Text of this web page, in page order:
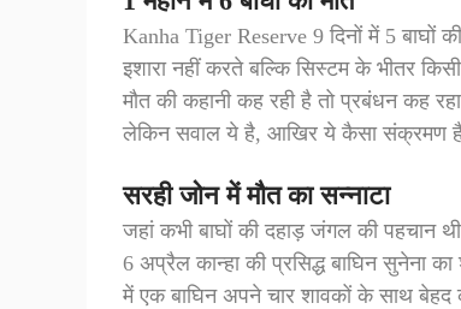
Kanha Tiger Reserve 9 दिनों में 5
इशारा नहीं करते बल्कि सिस्टम के भीतर
मौत की कहानी कह रही है तो प्रबंधन कह
लेकिन सवाल ये है, आखिर ये कैसा संक्रमण है
सरही जोन में मौत का सन्नाटा
जहां कभी बाघों की दहाड़ जंगल की पहचान
6 अप्रैल कान्हा की प्रसिद्ध बाघिन सुनेना
में एक बाघिन अपने चार शावकों के साथ